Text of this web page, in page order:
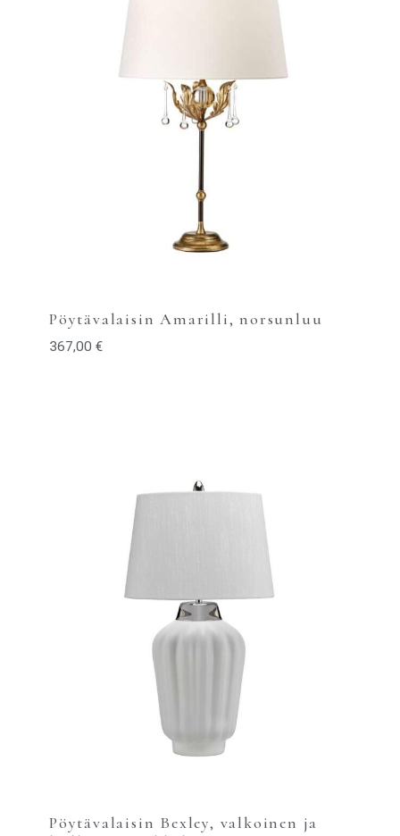
Pöytävalaisin Amarilli, norsunluu
367,00 €
Pöytävalaisin Bexley, valkoinen ja